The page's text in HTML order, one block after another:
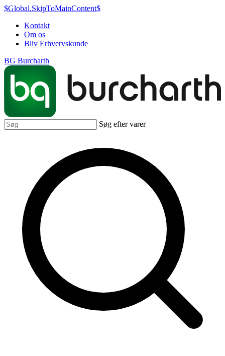
$Global.SkipToMainContent$
Kontakt
Om os
Bliv Erhvervskunde
BG Burcharth
Søg efter varer